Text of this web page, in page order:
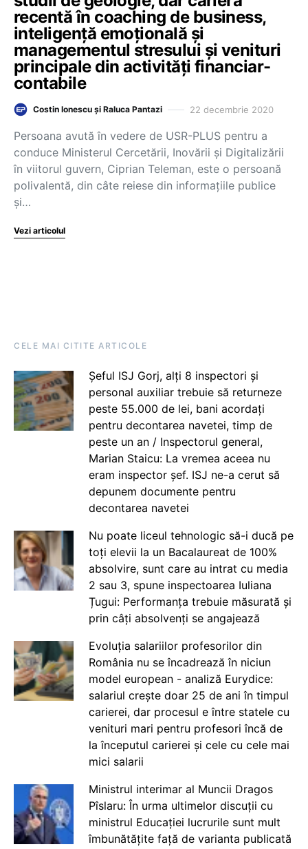
recentă în coaching de business,
inteligență emoțională și
managementul stresului și venituri
principale din activități financiar-
contabile
Costin Ionescu și Raluca Pantazi 22 decembrie 2020
Persoana avută în vedere de USR-PLUS pentru a
conduce Ministerul Cercetării, Inovării și Digitalizării
în viitorul guvern, Ciprian Teleman, este o persoană
polivalentă, din câte reiese din informațiile publice
și…
Vezi articolul
CELE MAI CITITE ARTICOLE
Șeful ISJ Gorj, alți 8 inspectori și
personal auxiliar trebuie să returneze
peste 55.000 de lei, bani acordați
pentru decontarea navetei, timp de
peste un an / Inspectorul general,
Marian Staicu: La vremea aceea nu
eram inspector șef. ISJ ne-a cerut să
depunem documente pentru
decontarea navetei
Nu poate liceul tehnologic să-i ducă pe
toți elevii la un Bacalaureat de 100%
absolvire, sunt care au intrat cu media
2 sau 3, spune inspectoarea Iuliana
Țugui: Performanța trebuie măsurată și
prin câți absolvenți se angajează
Evoluția salariilor profesorilor din
România nu se încadrează în niciun
model european - analiză Eurydice:
salariul crește doar 25 de ani în timpul
carierei, dar procesul e între statele cu
venituri mari pentru profesori încă de
la începutul carierei și cele cu cele mai
mici salarii
Ministrul interimar al Muncii Dragos
Pîslaru: În urma ultimelor discuții cu
ministrul Educației lucrurile sunt mult
îmbunătățite față de varianta publicată